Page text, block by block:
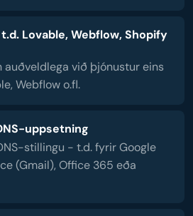
t.d. Lovable, Webflow, Shopify
auðveldlega við þjónustur eins
Webflow o.fl.
uppsetning
stillingu - t.d. fyrir Google
(Gmail), Office 365 eða